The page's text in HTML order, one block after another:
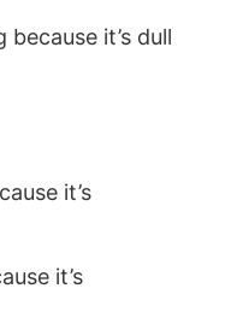
it’s dull
it’s
it’s